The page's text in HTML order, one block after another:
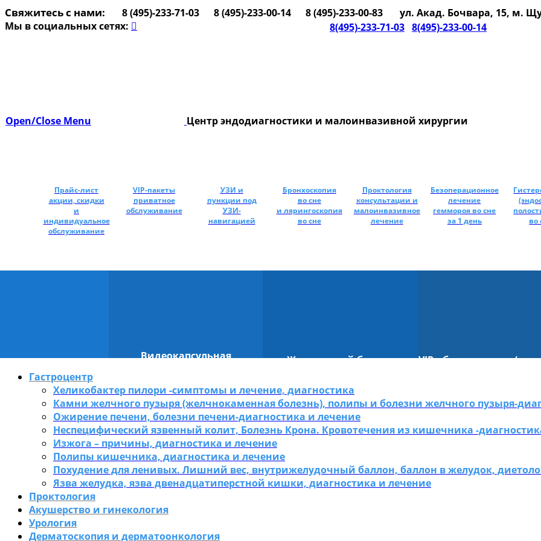
Свяжитесь с нами: 8 (495)-233-71-03 8 (495)-233-00-14 8 (495)-233-00-83
ул. Акад. Бочвара, 15, м.
Мы в социальных сетях:  8(495)-233-71-03 8(495)-233-00-14
Open/Close Menu Центр эндодиагностики и малоинвазивной хирургии
Прайс-лист
акции, скидки
и
индивидуальное
обслуживание
VIP-пакеты
приватное
обслуживание
УЗИ и
пункции под
УЗИ-
навигацией
Бронхоскопия
во сне
и лярингоскопия
во сне
Проктология
консультации и
малоинвазивное
лечение
Безоперационное
лечение
геммороя во сне
за 1 день
во
полипов кишечника Видеокапсульная Желудочный баллон VIP-обслуживание
Гастроцентр
Хеликобактер пилори -симптомы и лечение, диагностика
Камни желчного пузыря (желчнокаменная болезнь), полипы и болезни желчного пузыря-
Ожирение печени, болезни печени-диагностика и лечение
Неспецифический язвенный колит, Болезнь Крона. Кровотечения из кишечника -
Изжога – причины, диагностика и лечение
Полипы кишечника, диагностика и лечение
Похудение для ленивых. Лишний вес, внутрижелудочный баллон, баллон в желудок,
Язва желудка, язва двенадцатиперстной кишки, диагностика и лечение
Проктология
Акушерство и гинекология
Урология
Дерматоскопия и дерматоонкология